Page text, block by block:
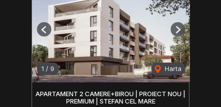
1 / 9 Harta
Previous Next
APARTAMENT 2 CAMERE+BIROU | PROIECT NOU |
PREMIUM | STEFAN CEL MARE